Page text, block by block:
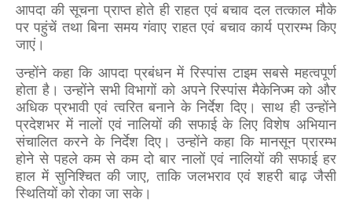
आपदा की सूचना प्राप्त होते ही राहत एवं बचाव दल तत्काल मौके
पर पहुंचें तथा बिना समय गंवाए राहत एवं बचाव कार्य प्रारम्भ किए
जाएं।
उन्होंने कहा कि आपदा प्रबंधन में रिस्पांस टाइम सबसे महत्वपूर्ण
होता है। उन्होंने सभी विभागों को अपने रिस्पांस मैकेनिज्म को और
अधिक प्रभावी एवं त्वरित बनाने के निर्देश दिए। साथ ही उन्होंने
प्रदेशभर में नालों एवं नालियों की सफाई के लिए विशेष अभियान
संचालित करने के निर्देश दिए। उन्होंने कहा कि मानसून प्रारम्भ
होने से पहले कम से कम दो बार नालों एवं नालियों की सफाई हर
हाल में सुनिश्चित की जाए, ताकि जलभराव एवं शहरी बाढ़ जैसी
स्थितियों को रोका जा सके।